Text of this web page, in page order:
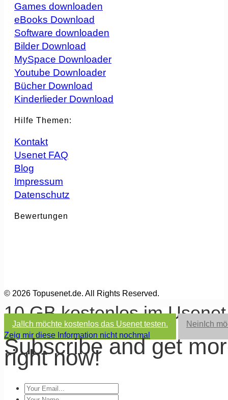
Games downloaden
eBooks Download
Software downloaden
Bilder Download
MySpace Downloader
Youtube Downloader
Bücher Download
Kinderlieder Download
Hilfe Themen:
Kontakt
Usenet FAQ
Blog
Impressum
Datenschutz
Bewertungen
© 2026 Topusenet.de. All Rights Reserved.
10 GB kostenlos im
Ja! Ich möchte kostenlos das Usenet testen. Nein Ich
Zeig mir diese Information nicht nochmal
Subscribe and get
right now!